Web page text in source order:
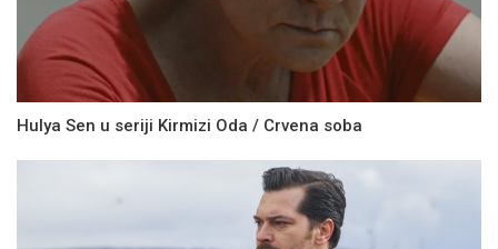
Hulya Sen u seriji Kirmizi Oda / Crvena soba